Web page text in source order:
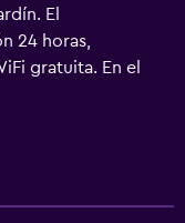
El
24 horas,
gratuita. En el
juegos para los
y TV. Algunos